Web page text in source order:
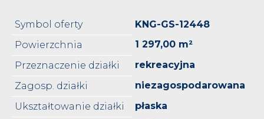
Symbol oferty
KNG-GS-12448
Powierzchnia
1 297,00 m²
Przeznaczenie działki
rekreacyjna
Zagosp. działki
niezagospodarowana
Ukształtowanie działki
płaska